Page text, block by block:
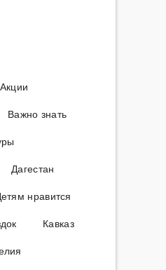
Акции
Важно знать
Дагестан
нравится
Кавказ